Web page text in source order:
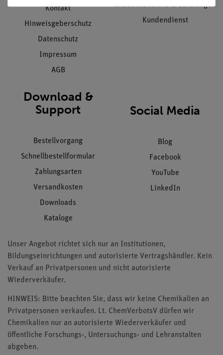
Kontakt
Hinweisgeberschutz
Datenschutz
Impressum
AGB
Inbetriebnahme & Schulungen
Kundendienst
Download &
Support
Bestellvorgang
Schnellbestellformular
Zahlungsarten
Versandkosten
Downloads
Kataloge
Social Media
Blog
Facebook
YouTube
LinkedIn
Unser Angebot richtet sich nur an Institutionen,
Bildungseinrichtungen und autorisierte Vertragshändler. Kein
Verkauf an Privatpersonen und nicht autorisierte
Wiederverkäufer.
HINWEIS: Bitte beachten Sie, dass wir keine Chemikalien an
Privatpersonen verkaufen. Lt. ChemVerbotsV dürfen wir
Chemikalien nur an autorisierte Wiederverkäufer und
öffentliche Forschungs-, Untersuchungs- und Lehranstalten
abgeben.